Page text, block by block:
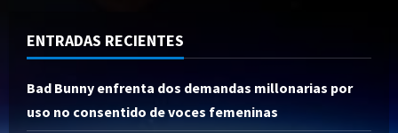
ENTRADAS RECIENTES
Bad Bunny enfrenta dos demandas millonarias por
uso no consentido de voces femeninas